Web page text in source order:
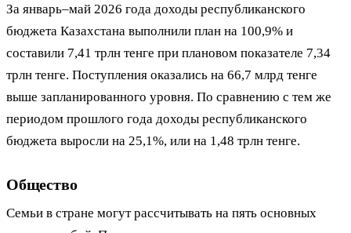
За январь–май 2026 года доходы республиканского
бюджета Казахстана выполнили план на 100,9% и
составили 7,41 трлн тенге при плановом показателе 7,34
трлн тенге. Поступления оказались на 66,7 млрд тенге
выше запланированного уровня. По сравнению с тем же
периодом прошлого года доходы республиканского
бюджета выросли на 25,1%, или на 1,48 трлн тенге.
Общество
Семьи в стране могут рассчитывать на пять основных